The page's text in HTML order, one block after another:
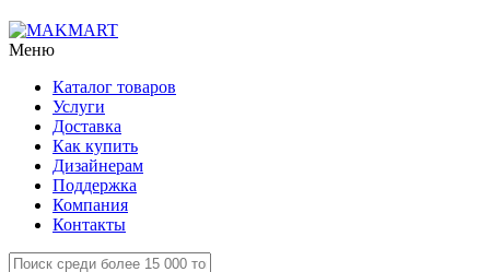
Меню
Каталог товаров
Услуги
Доставка
Как купить
Дизайнерам
Поддержка
Компания
Контакты